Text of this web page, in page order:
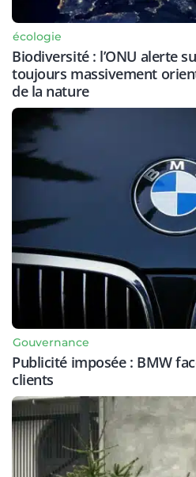
écologie
Biodiversité : l’ONU alerte
toujours massivement
de la nature
Gouvernance
Publicité imposée : BMW
clients